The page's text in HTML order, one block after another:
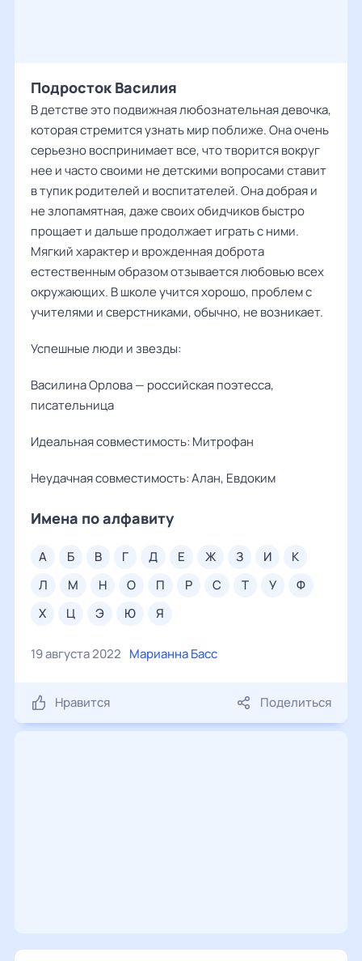
Подросток Василия
В детстве это подвижная любознательная девочка,
которая стремится узнать мир поближе. Она очень
серьезно воспринимает все, что творится вокруг
нее и часто своими не детскими вопросами ставит
в тупик родителей и воспитателей. Она добрая и
не злопамятная, даже своих обидчиков быстро
прощает и дальше продолжает играть с ними.
Мягкий характер и врожденная доброта
естественным образом отзывается любовью всех
окружающих. В школе учится хорошо, проблем с
учителями и сверстниками, обычно, не возникает.
Успешные люди и звезды:
Василина Орлова — российская поэтесса,
писательница
Идеальная совместимость: Митрофан
Неудачная совместимость: Алан, Евдоким
Имена по алфавиту
а б в г д е ж з и
к
л
м н о п р с т у
ф
х
ц э ю я
19 августа 2022 Марианна Басс
Нравится Поделиться